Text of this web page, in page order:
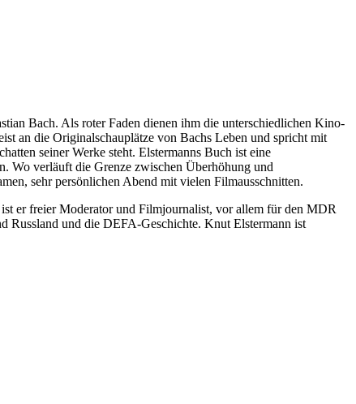
Bach. Als roter Faden dienen ihm die unterschiedlichen Kino-
an die Originalschauplätze von Bachs Leben und spricht mit
seiner Werke steht. Elstermanns Buch ist eine
Wo verläuft die Grenze zwischen Überhöhung und
sehr persönlichen Abend mit vielen Filmausschnitten.
er freier Moderator und Filmjournalist, vor allem für den MDR
Russland und die DEFA-Geschichte. Knut Elstermann ist